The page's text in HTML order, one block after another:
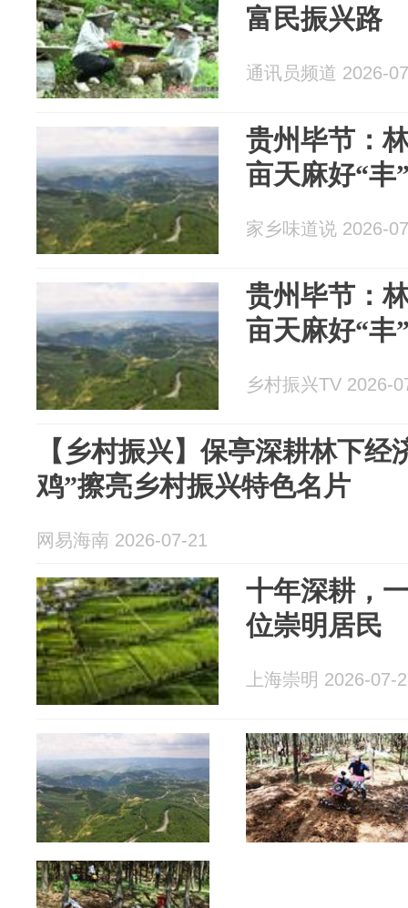
富民振兴路
通讯员频道 2026-
贵州毕节：
亩天麻好“丰
家乡味道说 2026-
贵州毕节：
亩天麻好“丰
乡村振兴TV 2026-
【乡村振兴】保亭深耕林下经
鸡”擦亮乡村振兴特色名片
网易海南 2026-07-21
十年深耕，
位崇明居民
上海崇明 2026-07-